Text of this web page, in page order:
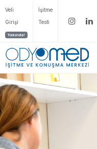
Veli
Girişi
Yakında!
İşitme
Testi